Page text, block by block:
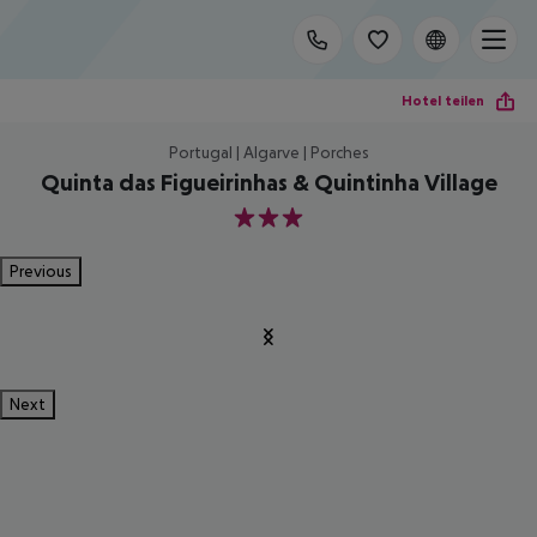
Hotel teilen
Portugal | Algarve | Porches
Quinta das Figueirinhas & Quintinha Village
3
Previous
Next